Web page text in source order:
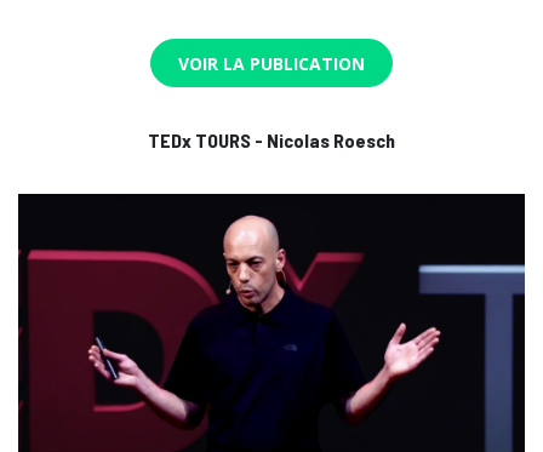
VOIR LA PUBLICATION
TEDx TOURS - Nicolas Roesch